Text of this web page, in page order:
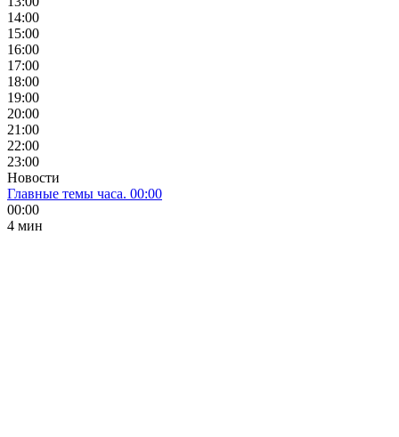
14:00
15:00
16:00
17:00
18:00
19:00
20:00
21:00
22:00
23:00
Новости
Главные темы часа. 00:00
00:00
4 мин